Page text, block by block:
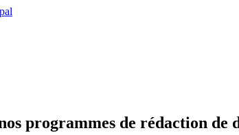
programmes de rédaction de